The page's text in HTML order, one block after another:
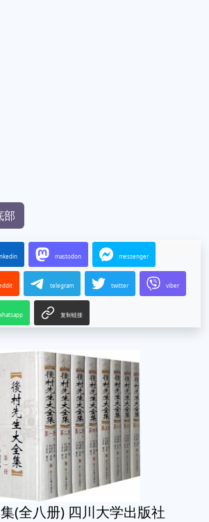
部
mastodon messenger
telegram twitter viber
复制链接
(全八册) 四川大学出版社